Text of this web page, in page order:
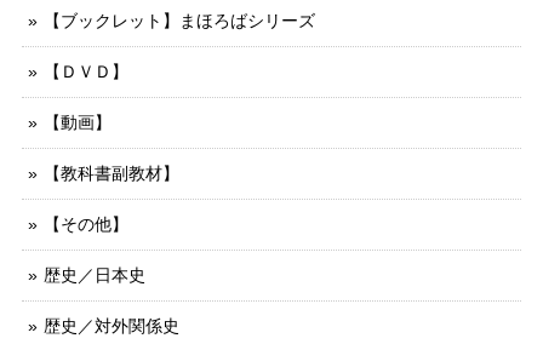
【ブックレット】まほろばシリーズ
【ＤＶＤ】
【動画】
【教科書副教材】
【その他】
歴史／日本史
歴史／対外関係史